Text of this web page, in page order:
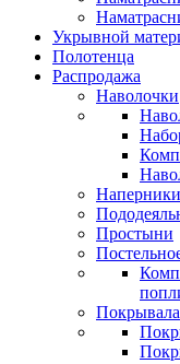
Укрывной
Полотенца
Распродажа
Наволочки
Простыни
Покрывала